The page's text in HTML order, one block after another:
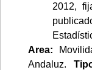
2012,
Area:
Andaluz.